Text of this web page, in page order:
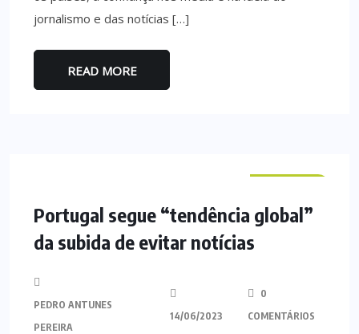
jornalismo e das notícias […]
READ MORE
Portugal segue “tendência global”
da subida de evitar notícias
PEDRO ANTUNES
PEREIRA
14/06/2023
0
COMENTÁRIOS